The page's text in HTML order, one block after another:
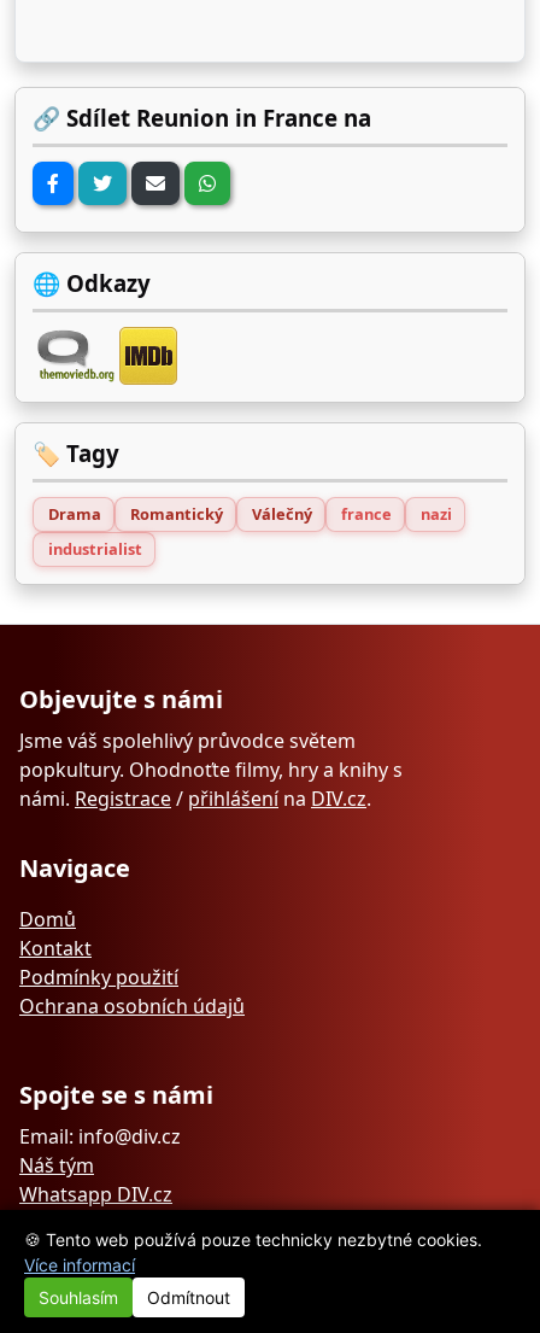
🔗 Sdílet Reunion in France na
🌐 Odkazy
🏷️ Tagy
Drama Romantický Válečný france
nazi
industrialist
Objevujte s námi
Jsme váš spolehlivý průvodce světem
popkultury. Ohodnoťte filmy, hry a knihy s
námi. Registrace/ přihlášenína DIV.cz.
Navigace
Domů
Kontakt
Podmínky použití
Ochrana osobních údajů
Spojte se s námi
Email: info@div.cz
Náš tým
Whatsapp DIV.cz
🍪 Tento web používá pouze technicky nezbytné cookies.
Více informací
Souhlasím
Odmítnout